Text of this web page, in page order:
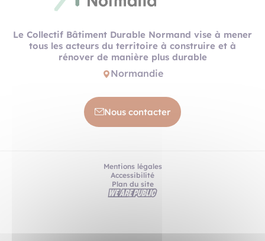
Le Collectif Bâtiment Durable Normand vise à mener
tous les acteurs du territoire à construire et à
rénover de manière plus durable
Normandie
Nous contacter
Mentions légales
Accessibilité
Plan du site
Alignement du texte :
Taille du texte :
Très petite
Petite Défaut
Grande
Très grande
Affichage des images & vidéos :